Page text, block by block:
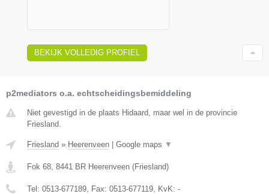
BEKIJK VOLLEDIG PROFIEL
p2mediators o.a. echtscheidingsbemiddeling
Niet gevestigd in de plaats Hidaard, maar wel in de provincie
Friesland.
Friesland » Heerenveen | Google maps ▼
Fok 68 8441 BR Heerenveen (Friesland)
Tel: 0513-677189 , Fax: 0513-677119 , KvK: -